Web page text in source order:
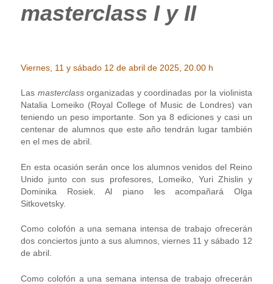
masterclass I y II
Viernes, 11 y sábado 12 de abril de 2025, 20.00 h
Las masterclassorganizadas y coordinadas por la violinista
Natalia Lomeiko (Royal College of Music de Londres) van
teniendo un peso importante. Son ya 8 ediciones y casi un
centenar de alumnos que este año tendrán lugar también
en el mes de abril.
En esta ocasión serán once los alumnos venidos del Reino
Unido junto con sus profesores, Lomeiko, Yuri Zhislin y
Dominika Rosiek. Al piano les acompañará Olga
Sitkovetsky.
Como colofón a una semana intensa de trabajo ofrecerán
dos conciertos junto a sus alumnos, viernes 11 y sábado 12
de abril.
Como colofón a una semana intensa de trabajo ofrecerán